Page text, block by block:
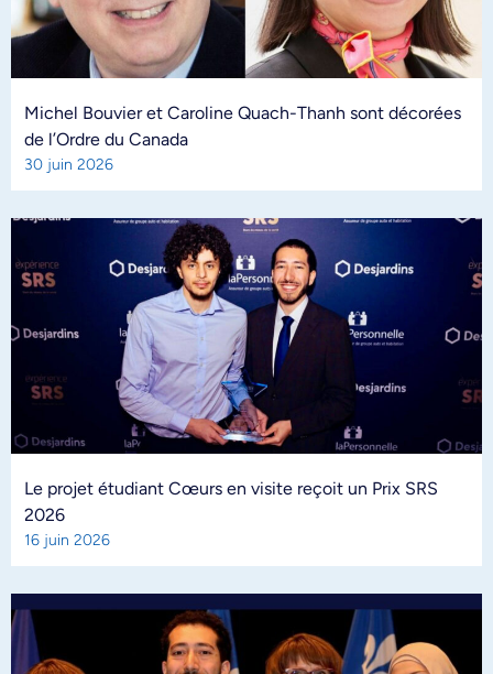
Michel Bouvier et Caroline Quach-Thanh sont décorées
de l’Ordre du Canada
30 juin 2026
Le projet étudiant Cœurs en visite reçoit un Prix SRS
2026
16 juin 2026